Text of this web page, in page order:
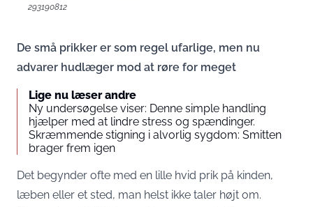
293190812
De små prikker er som regel ufarlige, men nu
advarer hudlæger mod at røre for meget
Lige nu læser andre
Ny undersøgelse viser: Denne simple handling
hjælper med at lindre stress og spændinger.
Skræmmende stigning i alvorlig sygdom: Smitten
brager frem igen
Det begynder ofte med en lille hvid prik på kinden,
læben eller et sted, man helst ikke taler højt om.